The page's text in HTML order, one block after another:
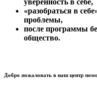
«разобраться в
проблемы,
после программы
общество.
Добро пожаловать в наш центр